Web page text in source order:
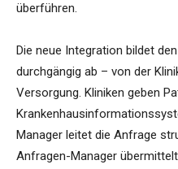
überführen.
Die neue Integration bildet
durchgängig ab – von der
Versorgung. Kliniken geben
Manager leitet die Anfrage
Anfragen-Manager